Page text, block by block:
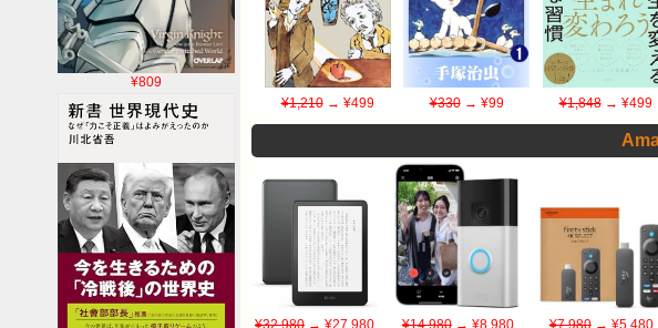
¥809
¥1,210→ ¥499 ¥330→ ¥99 ¥1,848→ ¥499
¥32,980 → ¥27,980 ¥14,980→ ¥8,980 ¥7,980→ ¥5,480